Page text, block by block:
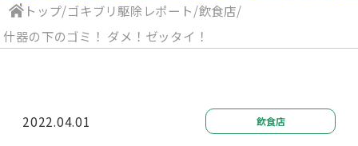
トップ/ゴキブリ駆除レポート/飲食店/
什器の下のゴミ！ ダメ！ゼッタイ！
2022.04.01 飲食店